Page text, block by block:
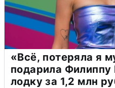
«Всё, потеряла я
подарила
лодку за 1,2 млн